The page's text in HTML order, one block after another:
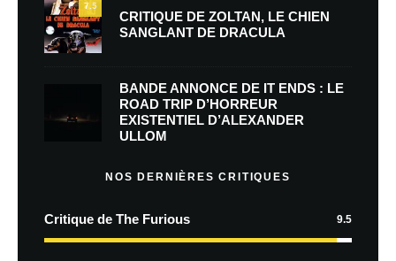
7.5
CRITIQUE DE ZOLTAN, LE CHIEN
SANGLANT DE DRACULA
BANDE ANNONCE DE IT ENDS : LE
ROAD TRIP D’HORREUR
EXISTENTIEL D’ALEXANDER
ULLOM
NOS DERNIÈRES CRITIQUES
Critique de The Furious 9.5